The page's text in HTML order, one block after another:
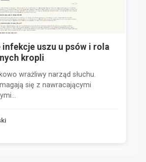
infekcje uszu u psów i rola
kropli
wrażliwy narząd słuchu.
się z nawracającymi